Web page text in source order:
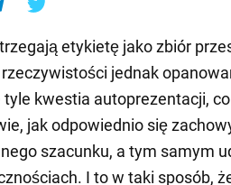
etykietę jako zbiór
jednak
kwestia autoprezentacji,
jak odpowiednio się
szacunku, a tym samym
I to w taki sposób,